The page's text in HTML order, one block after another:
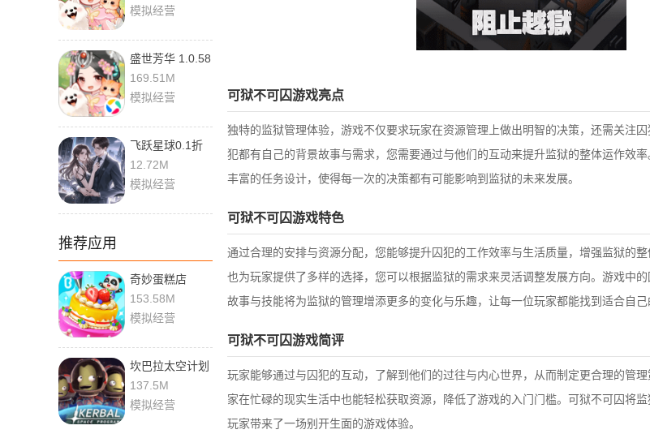
模拟经营
盛世芳华 1.0.58
最新版
169.51M
模拟经营
飞跃星球0.1折
游戏 v1.0.0 安
卓版
12.72M
模拟经营
推荐应用
奇妙蛋糕店
9.92.00.00 官方
版
153.58M
模拟经营
坎巴拉太空计划
0.9.924 最新版
137.5M
模拟经营
可狱不可囚游戏亮点
独特的监狱管理体验，游戏不仅要求玩家在资源管理上做出明智的决策，还需关注
犯都有自己的背景故事与需求，您需要通过与他们的互动来提升监狱的整体运作效
丰富的任务设计，使得每一次的决策都有可能影响到监狱的未来发展。
可狱不可囚游戏特色
通过合理的安排与资源分配，您能够提升囚犯的工作效率与生活质量，增强监狱的
也为玩家提供了多样的选择，您可以根据监狱的需求来灵活调整发展方向。游戏中
故事与技能将为监狱的管理增添更多的变化与乐趣，让每一位玩家都能找到适合自己
可狱不可囚游戏简评
玩家能够通过与囚犯的互动，了解到他们的过往与内心世界，从而制定更合理的管
家在忙碌的现实生活中也能轻松获取资源，降低了游戏的入门门槛。可狱不可囚将
玩家带来了一场别开生面的游戏体验。